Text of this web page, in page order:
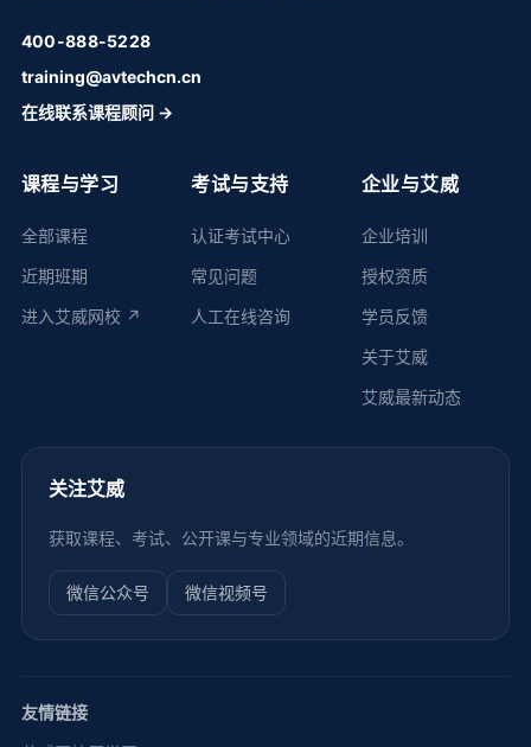
400-888-5228
training@avtechcn.cn
在线联系课程顾问 →
课程与学习
全部课程
近期班期
进入艾威网校 ↗
考试与支持
认证考试中心
常见问题
人工在线咨询
企业与艾威
企业培训
授权资质
学员反馈
关于艾威
艾威最新动态
关注艾威
获取课程、考试、公开课与专业领域的近期信息。
微信公众号 微信视频号
友情链接